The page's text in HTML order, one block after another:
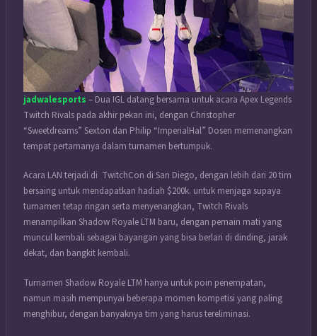
jadwalesports – Dua IGL datang bersama untuk acara Apex Legends
Twitch Rivals pada akhir pekan ini, dengan Christopher
“Sweetdreams” Sexton dan Philip “ImperialHal” Dosen memenangkan
tempat pertamanya dalam turnamen bertumpuk.
Acara LAN terjadi di TwitchCon di San Diego, dengan lebih dari 20 tim
bersaing untuk mendapatkan hadiah $200k. untuk menjaga supaya
turnamen tetap ringan serta menyenangkan, Twitch Rivals
menampilkan Shadow Royale LTM baru, dengan pemain mati yang
muncul kembali sebagai bayangan yang bisa berlari di dinding, jarak
dekat, dan bangkit kembali.
Turnamen Shadow Royale LTM hanya untuk poin penempatan,
namun masih mempunyai beberapa momen kompetisi yang paling
menghibur, dengan banyaknya tim yang harus tereliminasi.